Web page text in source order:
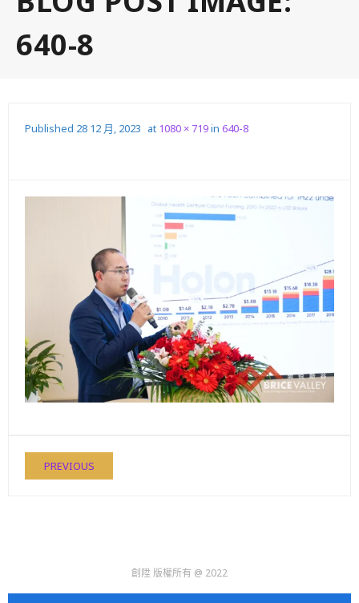
640-8
Published 28 12 月, 2023 at 1080 × 719in 640-8
PREVIOUS
創陞 版權所有 @ 2022